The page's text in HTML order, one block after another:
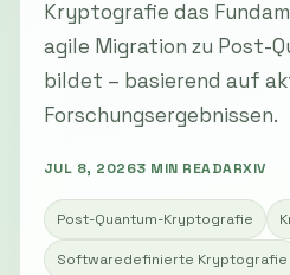
Kryptografie das
agile Migration zu Post-
bildet – basierend auf
Forschungsergebnissen.
JUL 8, 20263 MIN READARXIV
Post-Quantum-Kryptografie
Softwaredefinierte Kryptografie